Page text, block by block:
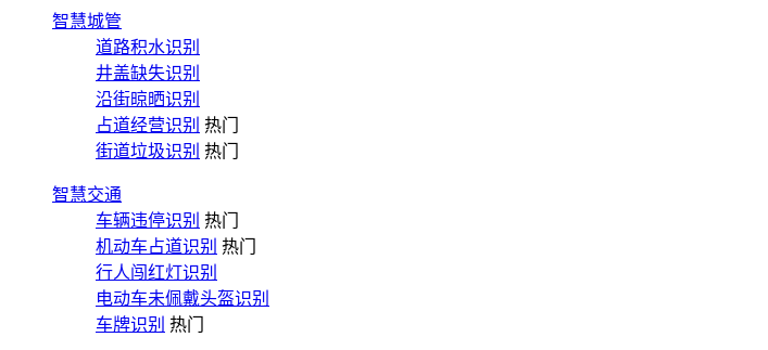
智慧城管
道路积水识别
井盖缺失识别
沿街晾晒识别
占道经营识别 热门
街道垃圾识别 热门
智慧交通
车辆违停识别 热门
机动车占道识别 热门
行人闯红灯识别
电动车未佩戴头盔识别
车牌识别 热门